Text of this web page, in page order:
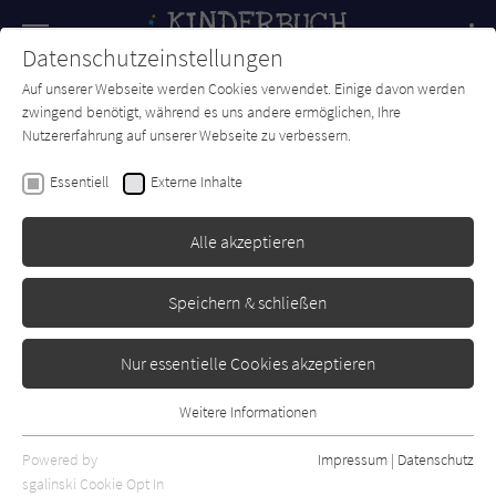
SUCHE Forum Charts Newsletter
Catherine Emmett
Standard
Alle Altersgruppen anzeigen
Datenschutzeinstellungen
Auf unserer Webseite werden Cookies verwendet. Einige davon werden
zwingend benötigt, während es uns andere ermöglichen, Ihre
Nutzererfahrung auf unserer Webseite zu verbessern.
Essentiell Externe Inhalte
Alle akzeptieren
Speichern & schließen
Nur essentielle Cookies akzeptieren
Essentielle Cookies werden für grundlegende Funktionen der
Webseite benötigt. Dadurch ist gewährleistet, dass die Webseite
Weitere Informationen
Powered by
sgalinski Cookie Opt In
Impressum | Datenschutz